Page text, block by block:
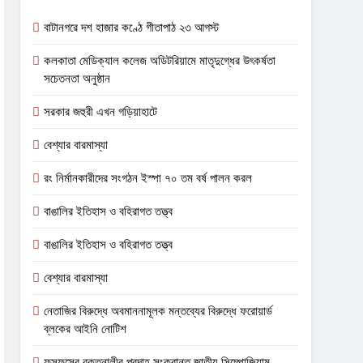
বাটানগরে দশ হাজার কণ্ঠে গীতাপাঠ ২৩ আগস্ট
কলকাতা মেডিক্যাল কলেজ অডিটরিয়ামে মাতৃদুগ্ধের উৎকর্ষতা
সচেতনতা অনুষ্ঠান
সরকার জহুরী এখন গড়িয়াহাটে
বেশ্যার বারমাস্যা
রং নির্মানকারীদের সংগঠন ইস্পা ৭০ তম বর্ষ পালন করল
বাঙালির ইতিহাস ও বহিরাগত তত্ত্ব
বাঙালির ইতিহাস ও বহিরাগত তত্ত্ব
বেশ্যার বারমাস্যা
নেতাজির বিরুদ্ধে অবমাননামূলক মন্তব্যের বিরুদ্ধে ফরোয়ার্ড
ব্লকের আইনি নোটিশ